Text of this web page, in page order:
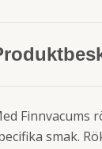
Finnvacums
smak.